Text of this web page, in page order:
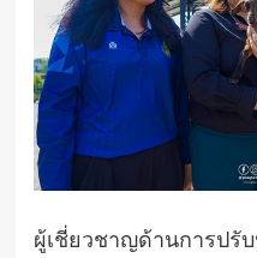
ผู้เชี่ยวชาญด้านการปรั